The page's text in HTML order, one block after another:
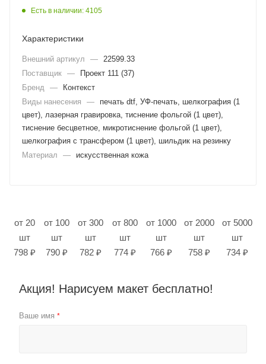
Есть в наличии: 4105
Характеристики
Внешний артикул —
22599.33
Поставщик —
Проект 111 (37)
Бренд
—
Контекст
Виды нанесения
—
печать dtf, УФ-печать, шелкография (1
цвет), лазерная гравировка, тиснение фольгой (1 цвет),
тиснение бесцветное, микротиснение фольгой (1 цвет),
шелкография с трансфером (1 цвет), шильдик на резинку
Материал
— искусственная кожа
от 20
шт
798 ₽
от 100
шт
790 ₽
от 300
шт
782 ₽
от 800
шт
774 ₽
от 1000
шт
766 ₽
от 2000
шт
758 ₽
от 5000
шт
734 ₽
Акция! Нарисуем макет бесплатно!
Ваше имя *